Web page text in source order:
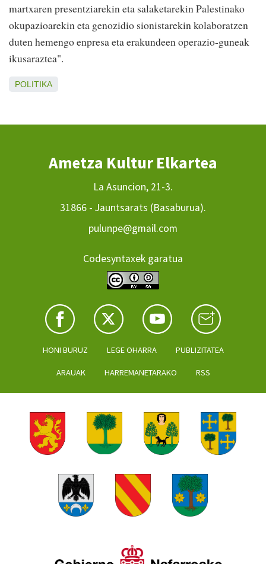
martxaren presentziarekin eta salaketarekin Palestinako
okupazioarekin eta genozidio sionistarekin kolaboratzen
duten hemengo enpresa eta erakundeen operazio-guneak
ikusaraztea".
POLITIKA
Ametza Kultur Elkartea
La Asuncion, 21-3.
31866 - Jauntsarats (Basaburua).
pulunpe@gmail.com
Codesyntaxek garatua
HONI BURUZ LEGE OHARRA PUBLIZITATEA
ARAUAK HARREMANETARAKO RSS